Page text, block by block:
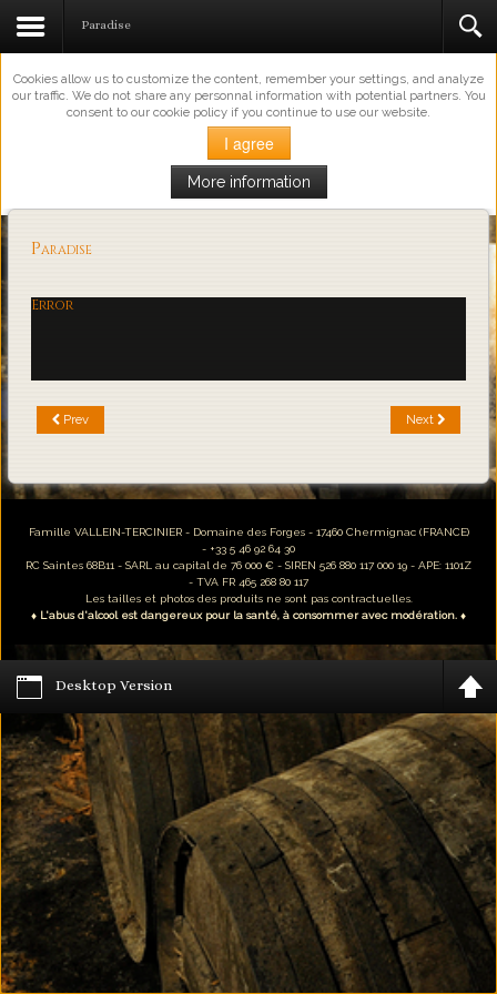
Cookies allow us to customize the content, remember your settings, and analyze
our traffic. We do not share any personnal information with potential partners. You
consent to our cookie policy if you continue to use our website.
I agree
More information
Loading...
Paradise
Paradise
Error
Prev Next
Famille VALLEIN-TERCINIER - Domaine des Forges - 17460 Chermignac (FRANCE)
- +33 5 46 92 64 30
RC Saintes 68B11 - SARL au capital de 76 000 € - SIREN 526 880 117 000 19 - APE: 1101Z
- TVA FR 465 268 80 117
Les tailles et photos des produits ne sont pas contractuelles.
♦ L'abus d'alcool est dangereux pour la santé, à consommer avec modération. ♦
Desktop Version